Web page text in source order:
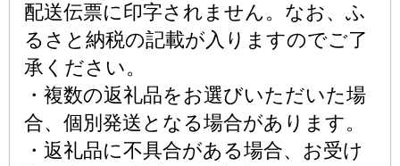
配送伝票に印字されません。なお、ふ
るさと納税の記載が入りますのでご了
承ください。
・複数の返礼品をお選びいただいた場
合、個別発送となる場合があります。
・返礼品に不具合がある場合、お受け